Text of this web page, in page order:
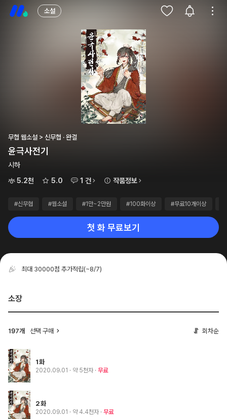
소설
무협 웹소설 > 신무협 · 완결
윤극사전기
시하
5.2천
5.0 1 건 작품정보
#신무협 #웹소설 #1만~2만원 #100화이상 #무료10개이상
첫 화 무료보기
최대 30000점 추가적립(~8/7)
소장
197개 선택 구매 회차순
1화
2020.09.01 · 약 5천자 무료
2화
2020.09.01 · 약 4.4천자 무료